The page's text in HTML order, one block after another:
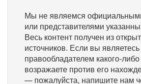
Мы не являемся
или представителями
Весь контент получен из
источников. Если вы являетесь
правообладателем какого-
возражаете против его
— пожалуйста, напишите нам